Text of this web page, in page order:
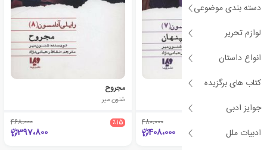
دسته بندی موضوعی
لوازم تحریر
انواع داستان
کتاب های برگزیده
جوایز ادبی
ادبیات ملل
تهدید پنهان
480،000
408،000
مجروح
شنون میر
٪15 468،000
397،800